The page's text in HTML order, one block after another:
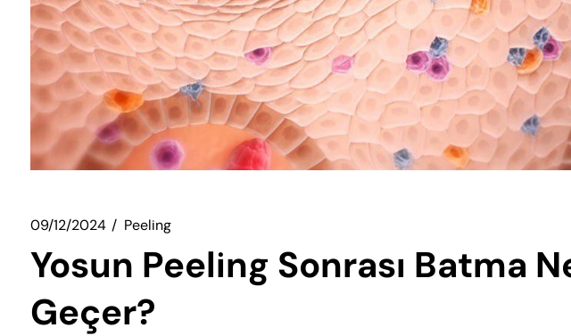
09/12/2024 Peeling
Yosun Peeling Sonrası Batma
Geçer?